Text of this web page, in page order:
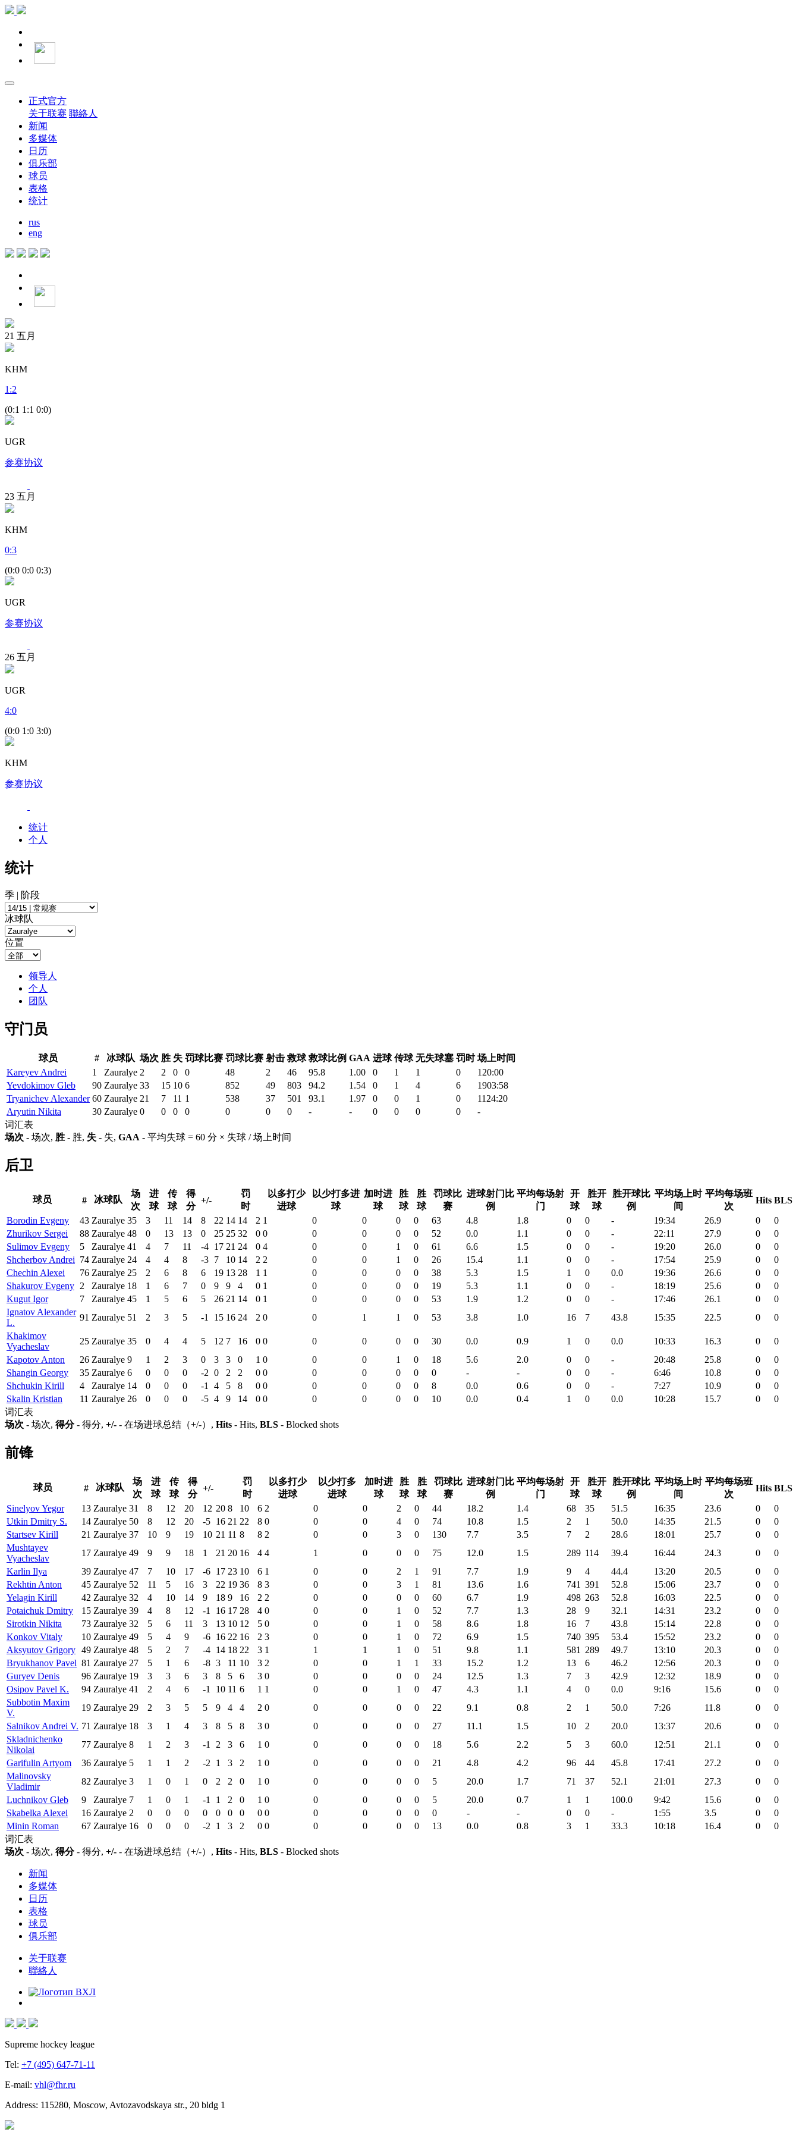
正式官方
关于联赛 聯絡人
新闻
多媒体
日历
俱乐部
球员
表格
统计
rus
eng
21 五月
KHM
1 :2
(0:1 1:1 0:0)
UGR
参赛协议
23 五月
KHM
0:3
(0:0 0:0 0:3)
UGR
参赛协议
26 五月
UGR
4:0
(0:0 1:0 3:0)
KHM
参赛协议
统计
个人
统计
季 | 阶段
冰球队
位置
领导人
个人
团队
守门员
球员 # 冰球队 场次 胜 失 罚球比赛 罚球比赛 射击 救球 救球比例 GAA 进球 传球 无失球塞 罚时 场上时间
Kareyev Andrei
1 Zauralye 2 2 0 0 48 2 46 95.8 1.00 0 1 1 0
120:00
Yevdokimov Gleb
90 Zauralye 33 15 10 6 852 49 803 94.2 1.54 0 1 4 6
1903:58
Tryanichev Alexander 60 Zauralye 21 7 11 1 538 37 501 93.1 1.97 0 0 1 0
1124:20
Aryutin Nikita
30 Zauralye 0 0 0 0 0 0 0 - - 0 0 0 0
-
词汇表
场次 - 场次, 胜 - 胜, 失 - 失, GAA - 平均失球 = 60 分 × 失球 / 场上时间
后卫
球员 # 冰球队
场
次
进
球
传
球
得
分
+/-
罚
时
以多打少
进球
以少打多进
球
加时进
球
胜
球
胜
球
罚球比
赛
进球射门比
例
平均每场射
门
开
球
胜开
球
胜开球比
例
平均场上时
间
平均每场班
次
Hits BLS
Borodin Evgeny
43 Zauralye 35 3 11 14 8 22 14 14 2 1 0 0 0 0 63 4.8 1.8 0 0 - 19:34 26.9 0
0
Zhurikov Sergei
88 Zauralye 48 0 13 13 0 25 25 32 0 0 0 0 0 0 52 0.0 1.1 0 0 - 22:11 27.9 0
0
Sulimov Evgeny
5 Zauralye 41 4 7 11 -4 17 21 24 0 4 0 0 1 0 61 6.6 1.5 0 0 - 19:20 26.0 0
0
Shcherbov Andrei 74 Zauralye 24 4 4 8 -3 7 10 14 2 2 0 0 1 0 26 15.4 1.1 0 0 - 17:54 25.9 0
0
Chechin Alexei
76 Zauralye 25 2 6 8 6 19 13 28 1 1 0 0 0 0 38 5.3 1.5 1 0 0.0 19:36 26.6 0
0
Shakurov Evgeny 2 Zauralye 18 1 6 7 0 9 9 4 0 1 0 0 0 0 19 5.3 1.1 0 0 - 18:19 25.6 0
0
Kugut Igor
7 Zauralye 45 1 5 6 5 26 21 14 0 1 0 0 0 0 53 1.9 1.2 0 0 - 17:46 26.1 0
0
Ignatov Alexander
L.
91 Zauralye 51 2 3 5 -1 15 16 24 2 0 0 1 1 0 53 3.8 1.0 16 7 43.8 15:35 22.5 0
0
Khakimov
Vyacheslav
25 Zauralye 35 0 4 4 5 12 7 16 0 0 0 0 0 0 30 0.0 0.9 1 0 0.0 10:33 16.3 0
0
Kapotov Anton
26 Zauralye 9 1 2 3 0 3 3 0 1 0 0 0 1 0 18 5.6 2.0 0 0 - 20:48 25.8 0
0
Shangin Georgy
35 Zauralye 6 0 0 0 -2 0 2 2 0 0 0 0 0 0 0 - - 0 0 - 6:46 10.8 0
0
Shchukin Kirill
4 Zauralye 14 0 0 0 -1 4 5 8 0 0 0 0 0 0 8 0.0 0.6 0 0 - 7:27 10.9 0
0
Skalin Kristian
11 Zauralye 26 0 0 0 -5 4 9 14 0 0 0 0 0 0 10 0.0 0.4 1 0 0.0 10:28 15.7 0
0
词汇表
场次 - 场次, 得分- 得分, +/- - 在场进球总结（+/-）, Hits - Hits, BLS - Blocked shots
前锋
球员 # 冰球队
场
次
进
球
传
球
得
分
+/-
罚
时
以多打少
进球
以少打多
进球
加时进
球
胜
球
胜
球
罚球比
赛
进球射门比
例
平均每场射
门
开
球
胜开
球
胜开球比
例
平均场上时
间
平均每场班
次
Hits BLS
Sinelyov Yegor
13 Zauralye 31 8 12 20 12 20 8 10 6 2 0 0 2 0 44 18.2 1.4 68 35 51.5 16:35 23.6 0
0
Utkin Dmitry S.
14 Zauralye 50 8 12 20 -5 16 21 22 8 0 0 0 4 0 74 10.8 1.5 2 1 50.0 14:35 21.5 0
0
Startsev Kirill
21 Zauralye 37 10 9 19 10 21 11 8 8 2 0 0 3 0 130 7.7 3.5 7 2 28.6 18:01 25.7 0
0
Mushtayev
Vyacheslav
17 Zauralye 49 9 9 18 1 21 20 16 4 4 1 0 0 0 75 12.0 1.5 289 114 39.4 16:44 24.3 0
0
Karlin Ilya
39 Zauralye 47 7 10 17 -6 17 23 10 6 1 0 0 2 1 91 7.7 1.9 9 4 44.4 13:20 20.5 0
0
Rekhtin Anton
45 Zauralye 52 11 5 16 3 22 19 36 8 3 0 0 3 1 81 13.6 1.6 741 391 52.8 15:06 23.7 0
0
Yelagin Kirill
42 Zauralye 32 4 10 14 9 18 9 16 2 2 0 0 0 0 60 6.7 1.9 498 263 52.8 16:03 22.5 0
0
Potaichuk Dmitry
15 Zauralye 39 4 8 12 -1 16 17 28 4 0 0 0 1 0 52 7.7 1.3 28 9 32.1 14:31 23.2 0
0
Sirotkin Nikita
73 Zauralye 32 5 6 11 3 13 10 12 5 0 0 0 1 0 58 8.6 1.8 16 7 43.8 15:14 22.8 0
0
Konkov Vitaly
10 Zauralye 49 5 4 9 -6 16 22 16 2 3 0 0 1 0 72 6.9 1.5 740 395 53.4 15:52 23.2 0
0
Aksyutov Grigory 49 Zauralye 48 5 2 7 -4 14 18 22 3 1 1 1 1 0 51 9.8 1.1 581 289 49.7 13:10 20.3 0
0
Bryukhanov Pavel 81 Zauralye 27 5 1 6 -8 3 11 10 3 2 0 0 1 1 33 15.2 1.2 13 6 46.2 12:56 20.3 0
0
Guryev Denis
96 Zauralye 19 3 3 6 3 8 5 6 3 0 0 0 0 0 24 12.5 1.3 7 3 42.9 12:32 18.9 0
0
Osipov Pavel K.
94 Zauralye 41 2 4 6 -1 10 11 6 1 1 0 0 1 0 47 4.3 1.1 4 0 0.0 9:16 15.6 0
0
Subbotin Maxim
V.
19 Zauralye 29 2 3 5 5 9 4 4 2 0 0 0 0 0 22 9.1 0.8 2 1 50.0 7:26 11.8 0
0
Salnikov Andrei V. 71 Zauralye 18 3 1 4 3 8 5 8 3 0 0 0 0 0 27 11.1 1.5 10 2 20.0 13:37 20.6 0
0
Skladnichenko
Nikolai
77 Zauralye 8 1 2 3 -1 2 3 6 1 0 0 0 0 0 18 5.6 2.2 5 3 60.0 12:51 21.1 0
0
Garifulin Artyom
36 Zauralye 5 1 1 2 -2 1 3 2 1 0 0 0 0 0 21 4.8 4.2 96 44 45.8 17:41 27.2 0
0
Malinovsky
Vladimir
82 Zauralye 3 1 0 1 0 2 2 0 1 0 0 0 0 0 5 20.0 1.7 71 37 52.1 21:01 27.3 0
0
Luchnikov Gleb
9 Zauralye 7 1 0 1 -1 1 2 0 1 0 0 0 0 0 5 20.0 0.7 1 1 100.0 9:42 15.6 0
0
Skabelka Alexei
16 Zauralye 2 0 0 0 0 0 0 0 0 0 0 0 0 0 0 - - 0 0 - 1:55 3.5 0
0
Minin Roman
67 Zauralye 16 0 0 0 -2 1 3 2 0 0 0 0 0 0 13 0.0 0.8 3 1 33.3 10:18 16.4 0
0
词汇表
场次 - 场次, 得分- 得分, +/- - 在场进球总结（+/-）, Hits - Hits, BLS - Blocked shots
新闻
多媒体
日历
表格
球员
俱乐部
关于联赛
聯絡人
Supreme hockey league
Tel: +7 (495) 647-71-11
E-mail: vhl@fhr.ru
Address: 115280, Moscow, Avtozavodskaya str., 20 bldg 1